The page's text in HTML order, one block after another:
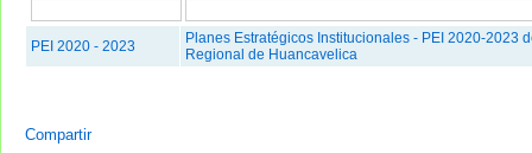
PEI 2020 - 2023
Planes Estratégicos Institucionales - PEI 2020-2023
Regional de Huancavelica
Compartir